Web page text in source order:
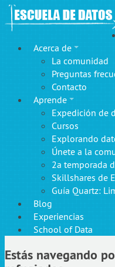
Acerca de
La comunidad
Preguntas
Contacto
Aprende
Expedición de
Cursos
Explorando
Únete a la
2a temporada
Skillshares de
Guía Quartz:
Blog
Experiencias
School of Data
Estás navegando